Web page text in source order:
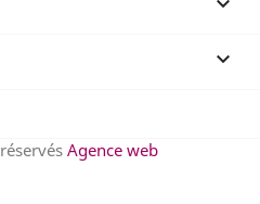

Agence web